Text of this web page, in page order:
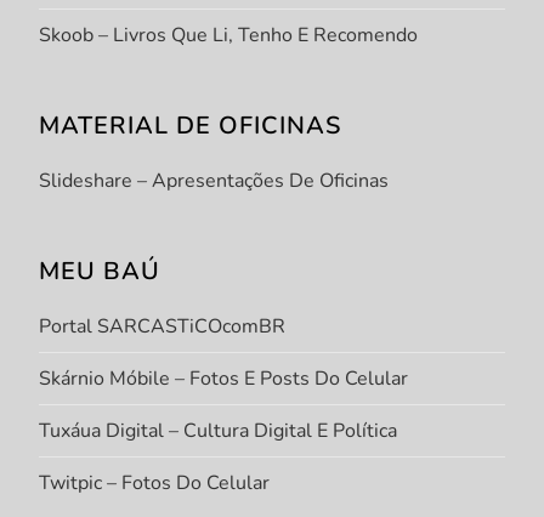
Skoob – Livros Que Li, Tenho E Recomendo
MATERIAL DE OFICINAS
Slideshare – Apresentações De Oficinas
MEU BAÚ
Portal SARCASTiCOcomBR
Skárnio Móbile – Fotos E Posts Do Celular
Tuxáua Digital – Cultura Digital E Política
Twitpic – Fotos Do Celular